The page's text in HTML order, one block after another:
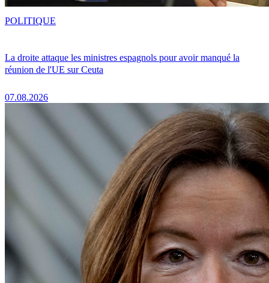
La droite attaque les ministres espagnols pour avoir manqué la
réunion de l'UE sur Ceuta
07.08.2026
POLITIQUE